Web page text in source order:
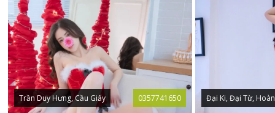
Trần Duy Hưng, Cầu Giấy 0357741650 Đại Ki, Đại Từ,